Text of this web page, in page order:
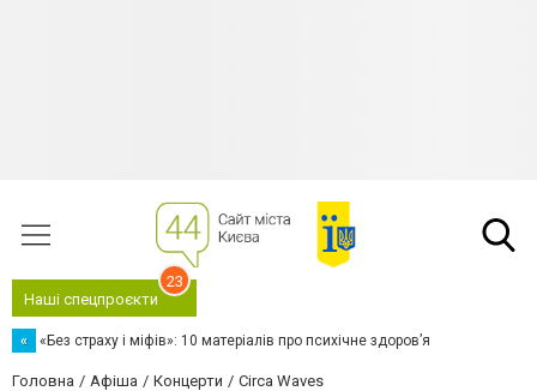
Наші спецпроєкти
23
« «Без страху і міфів»: 10 матеріалів про психічне здоров’я
Головна Афіша Концерти Circa Waves